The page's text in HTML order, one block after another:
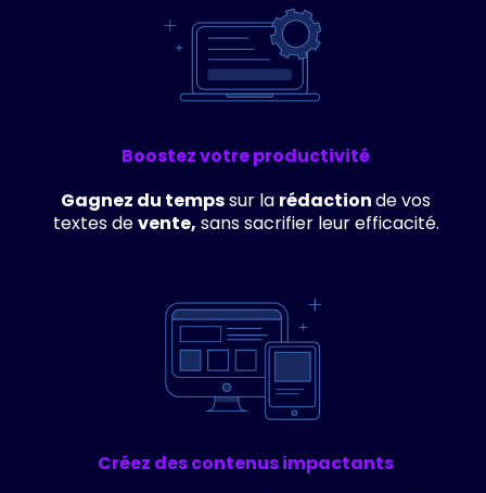
Boostez votre productivité
Gagnez du tempssur la rédactionde vos
textes devente, sans sacrifier leur efficacité.
Créez des contenus impactants